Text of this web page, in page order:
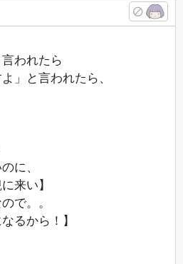
われたら
」と言われたら、
に、
来い】
で。。
るから！】